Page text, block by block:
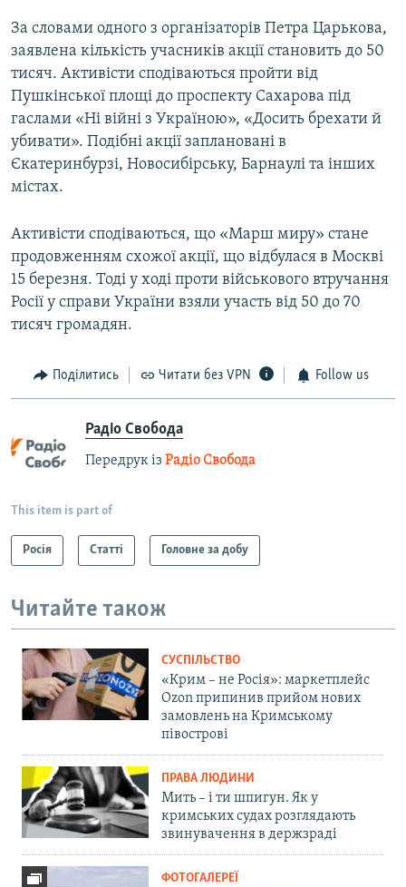
За словами одного з організаторів Петра Царькова,
заявлена кількість учасників акції становить до 50
тисяч. Активісти сподіваються пройти від
Пушкінської площі до проспекту Сахарова під
гаслами «Ні війні з Україною», «Досить брехати й
убивати». Подібні акції заплановані в
Єкатеринбурзі, Новосибірську, Барнаулі та інших
містах.
Активісти сподіваються, що «Марш миру» стане
продовженням схожої акції, що відбулася в Москві
15 березня. Тоді у ході проти військового втручання
Росії у справи України взяли участь від 50 до 70
тисяч громадян.
Поділитись Читати без VPN Follow us
Радіо Свобода
Передрук із Радіо Свобода
This item is part of
Росія Статті Головне за добу
Читайте також
СУСПІЛЬСТВО
«Крим – не Росія»: маркетплейс
Ozon припинив прийом нових
замовлень на Кримському
півострові
ПРАВА ЛЮДИНИ
Мить – і ти шпигун. Як у
кримських судах розглядають
звинувачення в держзраді
ФОТОГАЛЕРЕЇ